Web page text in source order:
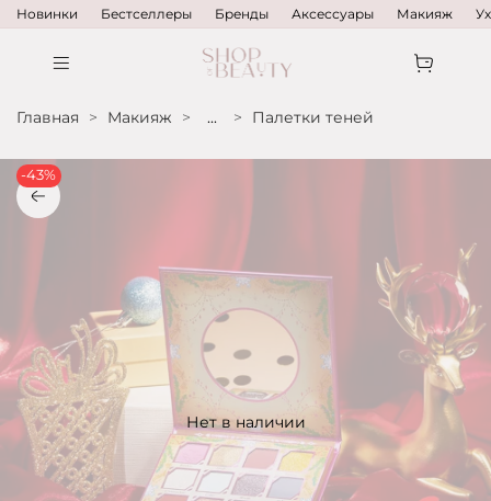
Новинки Бестселлеры Бренды Аксессуары Макияж
Главная Макияж ... Палетки теней
Нет в наличии
-43%